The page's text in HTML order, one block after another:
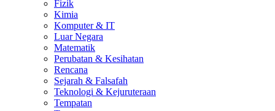
Fizik
Kimia
Komputer & IT
Luar Negara
Matematik
Perubatan & Kesihatan
Rencana
Sejarah & Falsafah
Teknologi & Kejuruteraan
Tempatan